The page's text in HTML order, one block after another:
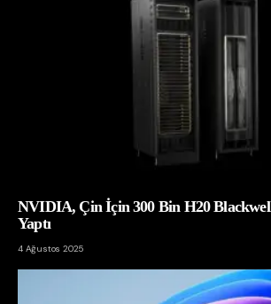
NVIDIA, Çin İçin 300 Bin H20 Blackwell
Yaptı
4 Ağustos 2025